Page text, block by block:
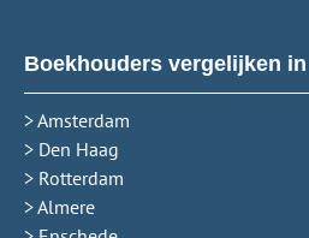
Boekhouders vergelijken in
> Amsterdam
> Den Haag
> Rotterdam
> Almere